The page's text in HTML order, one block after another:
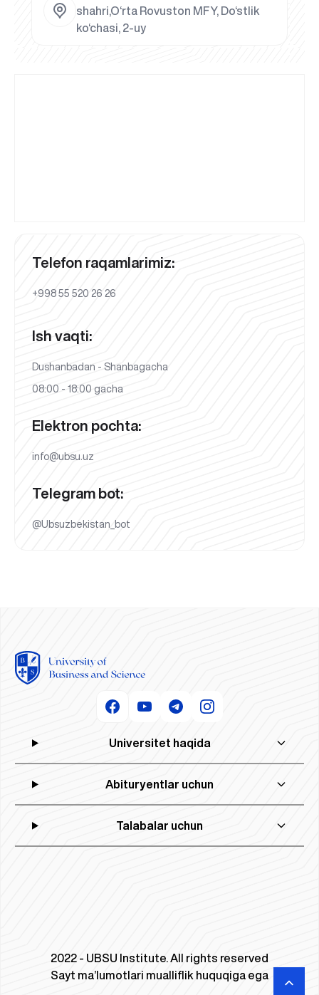
shahri,O‘rta Rovuston MFY, Do‘stlik
ko‘chasi, 2-uy
Telefon raqamlarimiz:
+998 55 520 26 26
Ish vaqti:
Dushanbadan - Shanbagacha
08:00 - 18:00 gacha
Elektron pochta:
info@ubsu.uz
Telegram bot:
@Ubsuzbekistan_bot
Universitet haqida
Abituryentlar uchun
Talabalar uchun
2022 - UBSU Institute. All rights reserved
Sayt ma’lumotlari mualliflik huquqiga ega